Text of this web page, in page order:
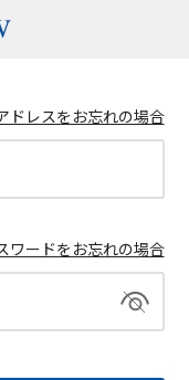
ドレスをお忘れの場合
ワードをお忘れの場合